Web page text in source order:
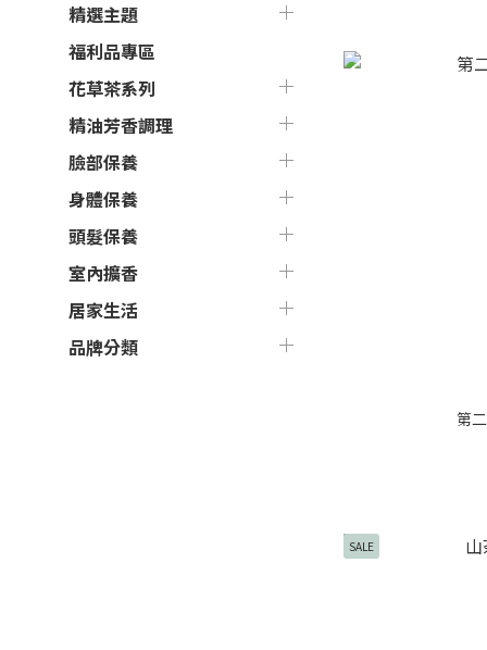
精選主題
福利品專區
花草茶系列
精油芳香調理
臉部保養
身體保養
頭髮保養
室內擴香
居家生活
品牌分類
第
SALE